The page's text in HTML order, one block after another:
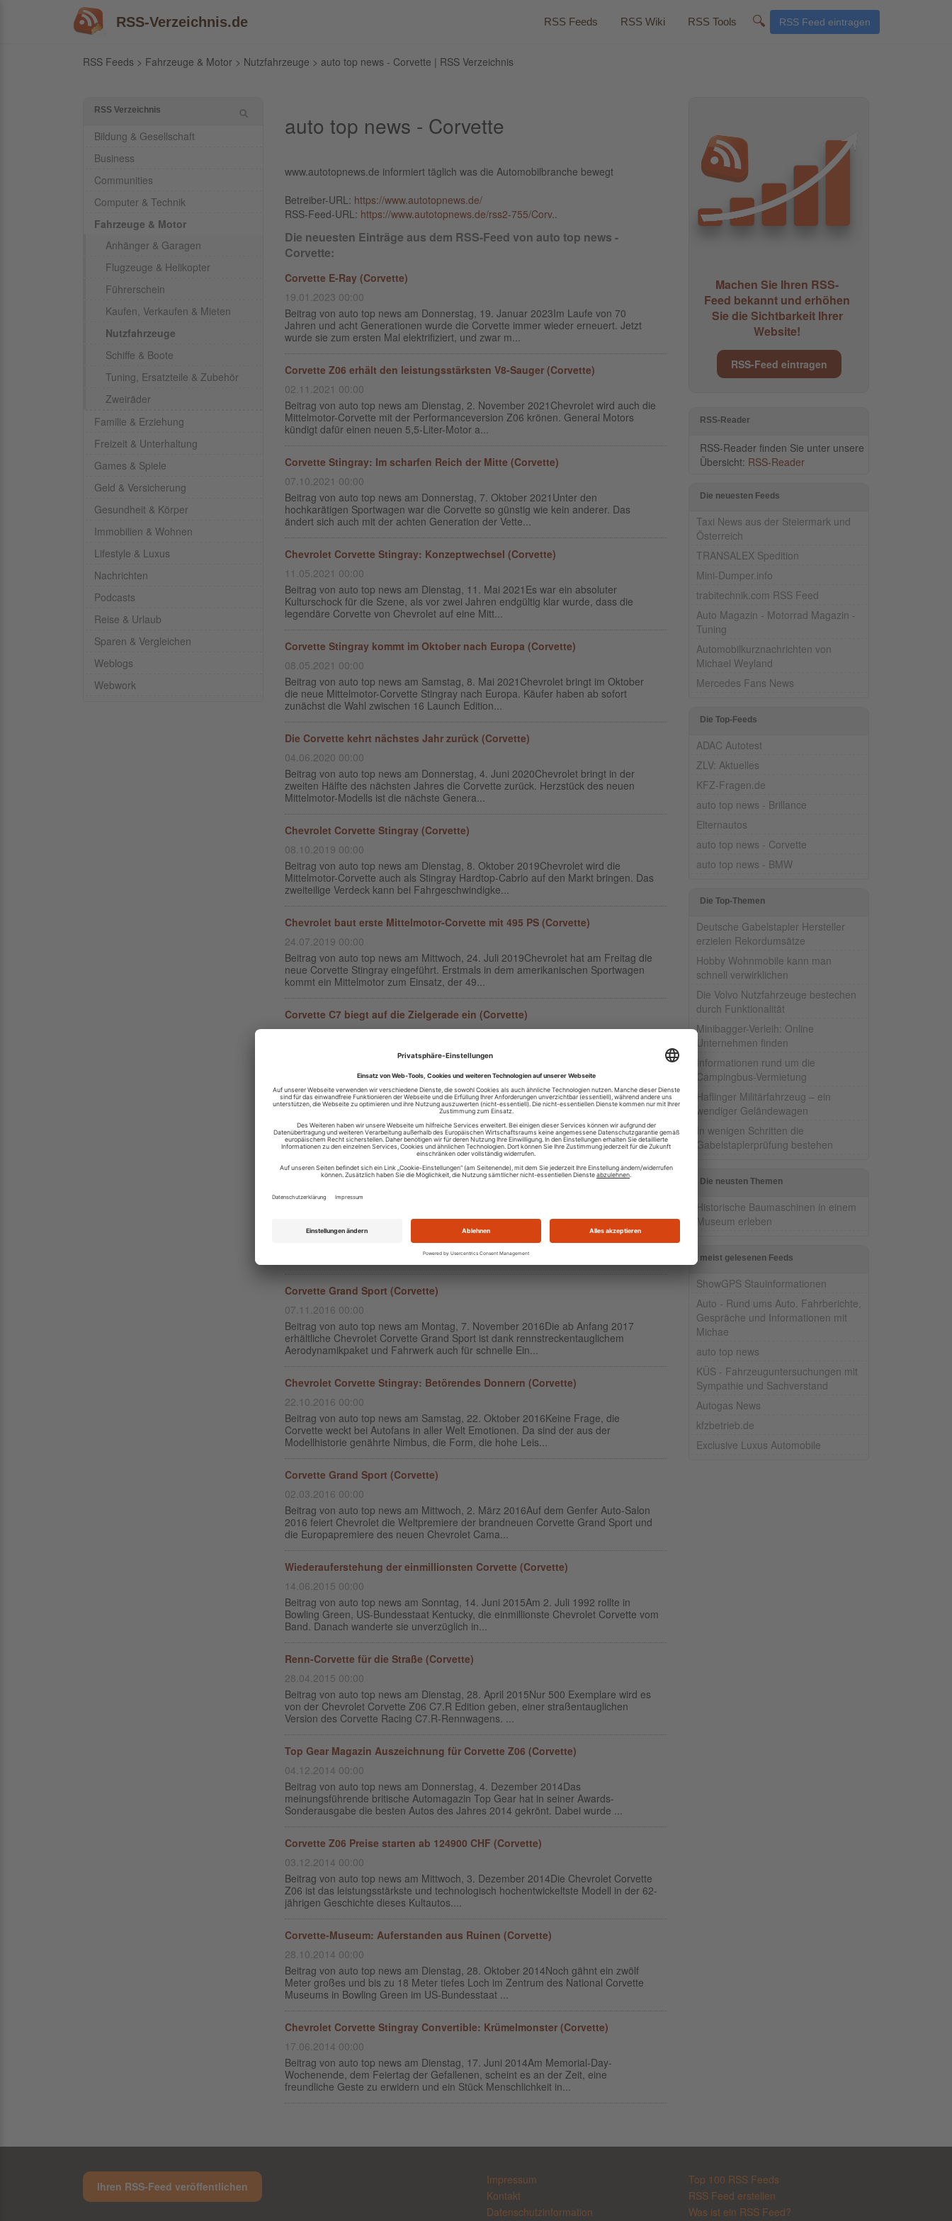
RSS-Verzeichnis.de RSS Feeds RSS Wiki RSS Tools 🔍 RSS Feed eintragen
RSS Feeds > Fahrzeuge & Motor > Nutzfahrzeuge > auto top news - Corvette | RSS Verzeichnis
RSS Verzeichnis
Bildung & Gesellschaft
Business
Communities
Computer & Technik
Fahrzeuge & Motor
Anhänger & Garagen
Flugzeuge & Helikopter
Führerschein
Kaufen, Verkaufen & Mieten
Nutzfahrzeuge
Schiffe & Boote
Tuning, Ersatzteile & Zubehör
Zweiräder
Familie & Erziehung
Freizeit & Unterhaltung
Games & Spiele
Geld & Versicherung
Gesundheit & Körper
Immobilien & Wohnen
Lifestyle & Luxus
Nachrichten
Podcasts
Reise & Urlaub
Sparen & Vergleichen
Weblogs
Webwork
auto top news - Corvette
www.autotopnews.de informiert täglich was die Automobilbranche bewegt
Betreiber-URL: https://www.autotopnews.de/
RSS-Feed-URL: https://www.autotopnews.de/rss2-755/Corv..
Die neuesten Einträge aus dem RSS-Feed von auto top news -
Corvette:
Corvette E-Ray (Corvette)
19.01.2023 00:00
Beitrag von auto top news am Donnerstag, 19. Januar 2023Im Laufe von 70
Jahren und acht Generationen wurde die Corvette immer wieder erneuert. Jetzt
wurde sie zum ersten Mal elektrifiziert, und zwar m...
Corvette Z06 erhält den leistungsstärksten V8-Sauger (Corvette)
02.11.2021 00:00
Beitrag von auto top news am Dienstag, 2. November 2021Chevrolet wird auch die
Mittelmotor-Corvette mit der Performanceversion Z06 krönen. General Motors
kündigt dafür einen neuen 5,5-Liter-Motor a...
Corvette Stingray: Im scharfen Reich der Mitte (Corvette)
07.10.2021 00:00
Beitrag von auto top news am Donnerstag, 7. Oktober 2021Unter den
hochkarätigen Sportwagen war die Corvette so günstig wie kein anderer. Das
ändert sich auch mit der achten Generation der Vette...
Chevrolet Corvette Stingray: Konzeptwechsel (Corvette)
11.05.2021 00:00
Beitrag von auto top news am Dienstag, 11. Mai 2021Es war ein absoluter
Kulturschock für die Szene, als vor zwei Jahren endgültig klar wurde, dass die
legendäre Corvette von Chevrolet auf eine Mitt...
Corvette Stingray kommt im Oktober nach Europa (Corvette)
08.05.2021 00:00
Beitrag von auto top news am Samstag, 8. Mai 2021Chevrolet bringt im Oktober
die neue Mittelmotor-Corvette Stingray nach Europa. Käufer haben ab sofort
zunächst die Wahl zwischen 16 Launch Edition...
Die Corvette kehrt nächstes Jahr zurück (Corvette)
04.06.2020 00:00
Beitrag von auto top news am Donnerstag, 4. Juni 2020Chevrolet bringt in der
zweiten Hälfte des nächsten Jahres die Corvette zurück. Herzstück des neuen
Mittelmotor-Modells ist die nächste Genera...
Chevrolet Corvette Stingray (Corvette)
08.10.2019 00:00
Beitrag von auto top news am Dienstag, 8. Oktober 2019Chevrolet wird die
Mittelmotor-Corvette auch als Stingray Hardtop-Cabrio auf den Markt bringen. Das
zweiteilige Verdeck kann bei Fahrgeschwindigke...
Chevrolet baut erste Mittelmotor-Corvette mit 495 PS (Corvette)
24.07.2019 00:00
Beitrag von auto top news am Mittwoch, 24. Juli 2019Chevrolet hat am Freitag die
neue Corvette Stingray eingeführt. Erstmals in dem amerikanischen Sportwagen
kommt ein Mittelmotor zum Einsatz, der 49...
Corvette C7 biegt auf die Zielgerade ein (Corvette)
05.02.2019 00:00
Beitrag von auto top news am Dienstag, 5. Februar 2019Bevor in diesem Jahr die
neue Modellgeneration auf den Markt kommt, biegen die Coupé-Versionen der
Corvette Grand Sport und Z06 als limitierte ...
Corvette ZR1: Manche mögen`s heisser (Corvette)
14.11.2017 00:00
Beitrag von auto top news am Dienstag, 14. November 2017In Dubai rollte sie
gestern zur Weltpremiere bei sommerlichen Temperaturen auf die Messebühne:
die heißeste Chevrolet Corvette ZR1, die es je ...
Corvette Carbon 65 Edition: Meilenstein der Modellhistorie (Corvette)
Beitrag von auto top news am Samstag, 6. Mai 2017Mit der limitierten
Sonderauflage Carbon 65 Edition feiert Chevrolet das 65. Modelljubiläum der
Corvette, einem der berühmtesten und legendärsten Na...
Corvette Grand Sport (Corvette)
07.11.2016 00:00
Beitrag von auto top news am Montag, 7. November 2016Die ab Anfang 2017
erhältliche Chevrolet Corvette Grand Sport ist dank rennstreckentauglichem
Aerodynamikpaket und Fahrwerk auch für schnelle Ein...
Chevrolet Corvette Stingray: Betörendes Donnern (Corvette)
22.10.2016 00:00
Beitrag von auto top news am Samstag, 22. Oktober 2016Keine Frage, die
Corvette weckt bei Autofans in aller Welt Emotionen. Da sind der aus der
Modellhistorie genährte Nimbus, die Form, die hohe Leis...
Corvette Grand Sport (Corvette)
02.03.2016 00:00
Beitrag von auto top news am Mittwoch, 2. März 2016Auf dem Genfer Auto-Salon
2016 feiert Chevrolet die Weltpremiere der brandneuen Corvette Grand Sport und
die Europapremiere des neuen Chevrolet Cama...
Wiederauferstehung der einmillionsten Corvette (Corvette)
14.06.2015 00:00
Beitrag von auto top news am Sonntag, 14. Juni 2015Am 2. Juli 1992 rollte in
Bowling Green, US-Bundesstaat Kentucky, die einmillionste Chevrolet Corvette vom
Band. Danach wanderte sie unverzüglich in...
Renn-Corvette für die Straße (Corvette)
28.04.2015 00:00
Beitrag von auto top news am Dienstag, 28. April 2015Nur 500 Exemplare wird es
von der Chevrolet Corvette Z06 C7.R Edition geben, einer straßentauglichen
Version des Corvette Racing C7.R-Rennwagens. ...
Top Gear Magazin Auszeichnung für Corvette Z06 (Corvette)
04.12.2014 00:00
Beitrag von auto top news am Donnerstag, 4. Dezember 2014Das
meinungsführende britische Automagazin Top Gear hat in seiner Awards-
Sonderausgabe die besten Autos des Jahres 2014 gekrönt. Dabei wurde ...
Corvette Z06 Preise starten ab 124900 CHF (Corvette)
03.12.2014 00:00
Beitrag von auto top news am Mittwoch, 3. Dezember 2014Die Chevrolet Corvette
Z06 ist das leistungsstärkste und technologisch hochentwickeltste Modell in der 62-
jährigen Geschichte dieses Kultautos....
Corvette-Museum: Auferstanden aus Ruinen (Corvette)
28.10.2014 00:00
Beitrag von auto top news am Dienstag, 28. Oktober 2014Noch gähnt ein zwölf
Meter großes und bis zu 18 Meter tiefes Loch im Zentrum des National Corvette
Museums in Bowling Green im US-Bundesstaat ...
Chevrolet Corvette Stingray Convertible: Krümelmonster (Corvette)
17.06.2014 00:00
Beitrag von auto top news am Dienstag, 17. Juni 2014Am Memorial-Day-
Wochenende, dem Feiertag der Gefallenen, scheint es an der Zeit, eine
freundliche Geste zu erwidern und ein Stück Menschlichkeit in...
Machen Sie Ihren RSS-
Feed bekannt und erhöhen
Sie die Sichtbarkeit Ihrer
Website!
RSS-Feed eintragen
RSS-Reader
RSS-Reader finden Sie unter unsere
Übersicht: RSS-Reader
Die neuesten Feeds
Taxi News aus der Steiermark und
Österreich
TRANSALEX Spedition
Mini-Dumper.info
trabitechnik.com RSS Feed
Auto Magazin - Motorrad Magazin -
Tuning
Automobilkurznachrichten von
Michael Weyland
Mercedes Fans News
Die Top-Feeds
ADAC Autotest
ZLV: Aktuelles
KFZ-Fragen.de
auto top news - Brillance
Elternautos
auto top news - Corvette
auto top news - BMW
Die Top-Themen
Deutsche Gabelstapler Hersteller
erzielen Rekordumsätze
Hobby Wohnmobile kann man
schnell verwirklichen
Die Volvo Nutzfahrzeuge bestechen
durch Funktionalität
Minibagger-Verleih: Online
Unternehmen finden
Informationen rund um die
Campingbus-Vermietung
Haflinger Militärfahrzeug – ein
wendiger Geländewagen
In wenigen Schritten die
Gabelstaplerprüfung bestehen
Die neusten Themen
Historische Baumaschinen in einem
Museum erleben
meist gelesenen Feeds
ShowGPS Stauinformationen
Auto - Rund ums Auto. Fahrberichte,
Gespräche und Informationen mit
Michae
auto top news
KÜS - Fahrzeuguntersuchungen mit
Sympathie und Sachverstand
Autogas News
kfzbetrieb.de
Exclusive Luxus Automobile
Ihren RSS-Feed veröffentlichen
Impressum
Kontakt
Datenschutzinformation
Top 100 RSS Feeds
RSS Feed erstellen
Was ist ein RSS Feed?